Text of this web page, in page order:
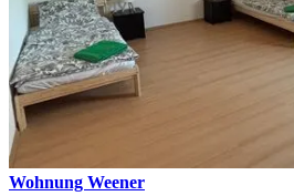
Wohnung Weener